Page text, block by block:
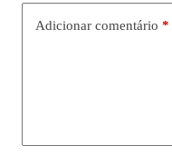
Adicionar comentário *